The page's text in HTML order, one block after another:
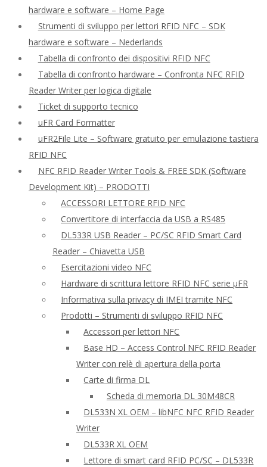
hardware e software – Home Page
Strumenti di sviluppo per lettori RFID NFC – SDK
hardware e software – Nederlands
Tabella di confronto dei dispositivi RFID NFC
Tabella di confronto hardware – Confronta NFC RFID
Reader Writer per logica digitale
Ticket di supporto tecnico
uFR Card Formatter
uFR2File Lite – Software gratuito per emulazione tastiera
RFID NFC
NFC RFID Reader Writer Tools & FREE SDK (Software
Development Kit) – PRODOTTI
ACCESSORI LETTORE RFID NFC
Convertitore di interfaccia da USB a RS485
DL533R USB Reader – PC/SC RFID Smart Card
Reader – Chiavetta USB
Esercitazioni video NFC
Hardware di scrittura lettore RFID NFC serie μFR
Informativa sulla privacy di IMEI tramite NFC
Prodotti – Strumenti di sviluppo RFID NFC
Accessori per lettori NFC
Base HD – Access Control NFC RFID Reader
Writer con relè di apertura della porta
Carte di firma DL
Scheda di memoria DL 30M48CR
DL533N XL OEM – libNFC NFC RFID Reader
Writer
DL533R XL OEM
Lettore di smart card RFID PC/SC – DL533R